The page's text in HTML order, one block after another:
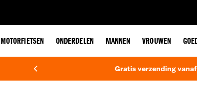
MOTORFIETSEN ONDERDELEN MANNEN VROUWEN
Gratis verzending